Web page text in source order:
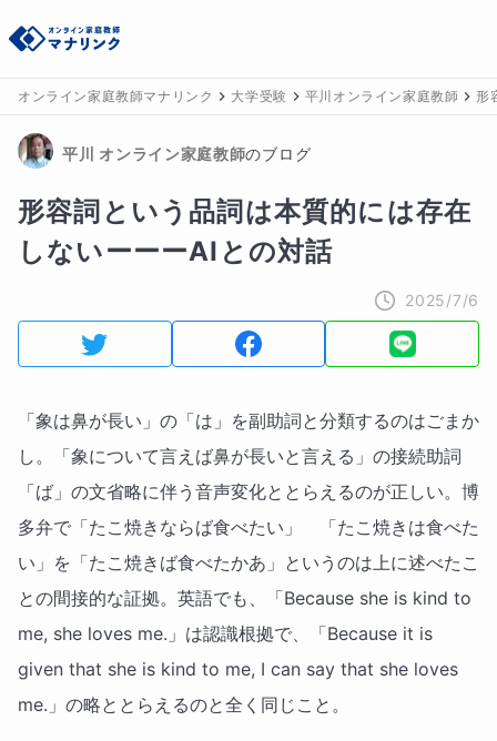
オンライン家庭教師マナリンク 大学受験 平川オンライン家庭教師 形
平川 オンライン家庭教師のブログ
形容詞という品詞は本質的には存在
しないーーーAIとの対話
2025/7/6
「象は鼻が長い」の「は」を副助詞と分類するのはごまか
し。「象について言えば鼻が長いと言える」の接続助詞
「ば」の文省略に伴う音声変化ととらえるのが正しい。博
多弁で「たこ焼きならば食べたい」 「たこ焼きは食べた
い」を「たこ焼きば食べたかあ」というのは上に述べたこ
との間接的な証拠。英語でも、「Because she is kind to
me, she loves me.」は認識根拠で、「Because it is
given that she is kind to me, I can say that she loves
me.」の略ととらえるのと全く同じこと。